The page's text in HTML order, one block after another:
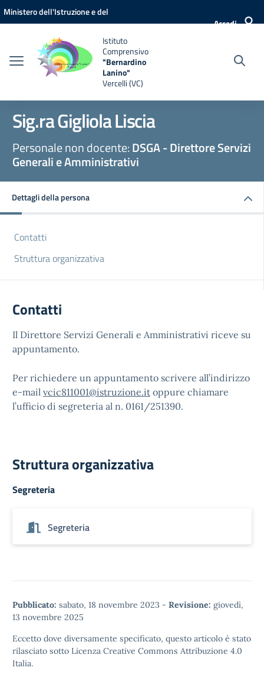
Vai ai contenuti
Vai al menu di navigazione
Vai al footer
Ministero dell'Istruzione e del
Accedi
Istituto
Comprensivo
"Bernardino
Lanino"
Vercelli (VC)
Sig.ra Gigliola Liscia
Personale non docente:DSGA - Direttore Servizi
Generali e Amministrativi
Dettagli della persona
Contatti
Struttura organizzativa
Contatti
Il Direttore Servizi Generali e Amministrativi riceve su
appuntamento.
Per richiedere un appuntamento scrivere all’indirizzo
e-mail vcic811001@istruzione.it oppure chiamare
l’ufficio di segreteria al n. 0161/251390.
Struttura organizzativa
Segreteria
Segreteria
Pubblicato: sabato, 18 novembre 2023 - Revisione: giovedì,
13 novembre 2025
Eccetto dove diversamente specificato, questo articolo è stato
rilasciato sotto Licenza Creative Commons Attribuzione 4.0
Italia.